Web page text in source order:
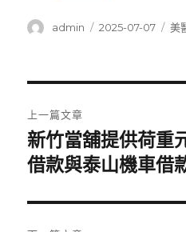
作
admin
發
2025-07-07
分
美
章
導
覽
上一篇文章
上
一
文
章:
新竹當舖提供荷重
借款與泰山機車借